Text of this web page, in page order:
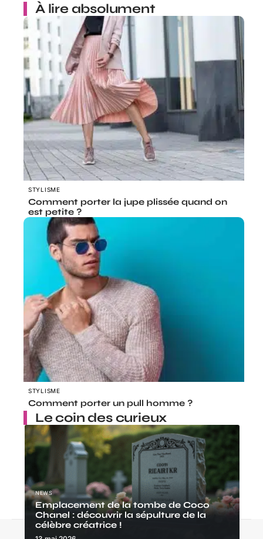
À lire absolument
STYLISME
Comment porter la jupe plissée quand on
est petite ?
STYLISME
Comment porter un pull homme ?
Le coin des curieux
NEWS
Emplacement de la tombe de Coco
Chanel : découvrir la sépulture de la
célèbre créatrice !
Contact